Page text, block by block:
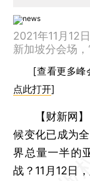
2021年11月12
新加坡分会场，
[查看更多峰会
点此打开]
【财新网
候变化已成为
界总量一半的
战？11月12日